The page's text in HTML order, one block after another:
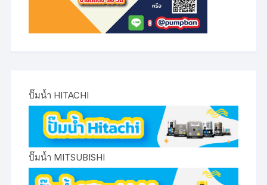
ปั๊มน้ำ HITACHI
ปั๊มน้ำ MITSUBISHI